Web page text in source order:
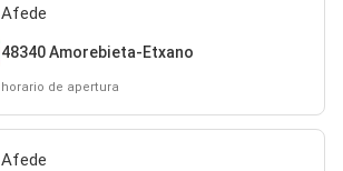
Afede
48340 Amorebieta-Etxano
horario de apertura
Afede